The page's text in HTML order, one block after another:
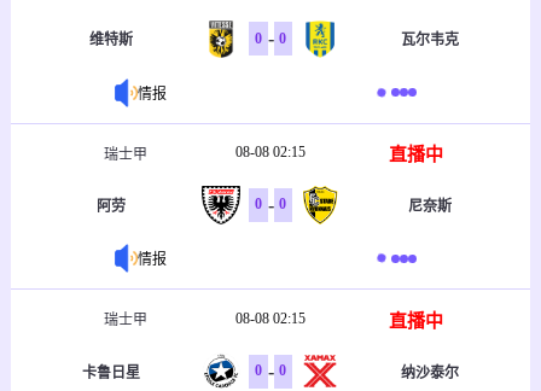
维特斯 0 - 0 瓦尔韦克
情报
瑞士甲 08-08 02:15 直播中
阿劳 0 - 0 尼奈斯
情报
瑞士甲 08-08 02:15 直播中
卡鲁日星 0 - 0 纳沙泰尔